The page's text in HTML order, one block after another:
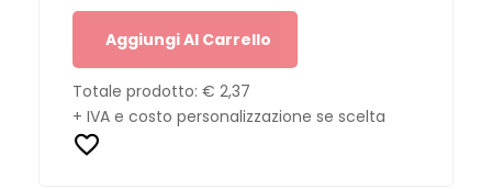
Aggiungi Al Carrello
Totale prodotto: € 2,37
+ IVA e costo personalizzazione se scelta